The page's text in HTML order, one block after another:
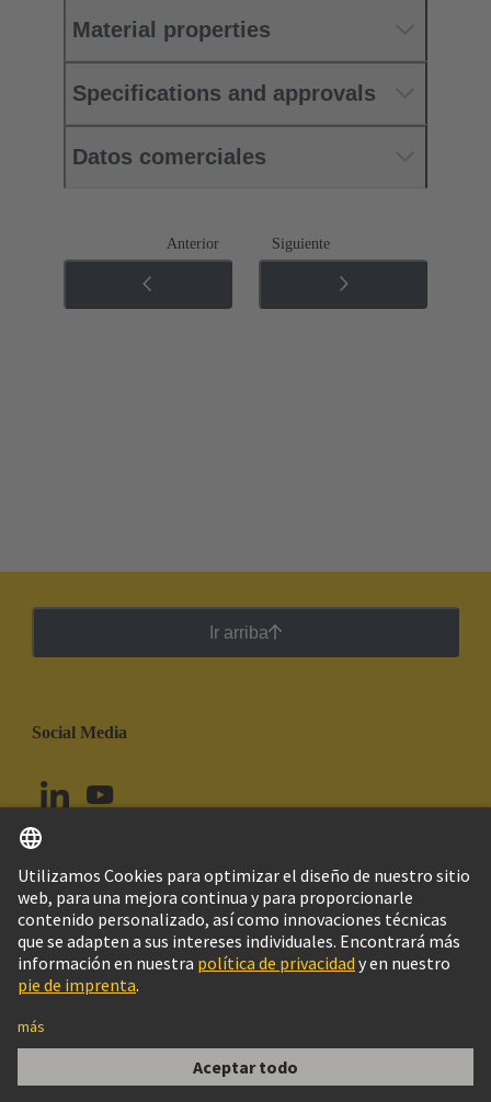
AISLANTE MACHO 10 ESS DOBLE CAGE C.
Material properties
Specifications and approvals
Datos comerciales
Anterior Siguiente
Ir arriba
Social Media
Chile Español
© Grupo Tecnológico HARTING
Imprint
Aviso Legal WebInformación al cliente